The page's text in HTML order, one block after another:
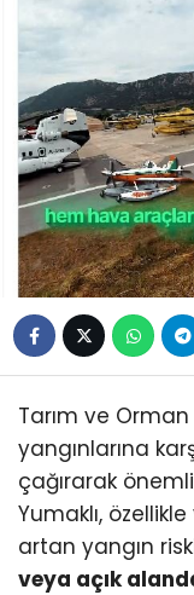
Tarım ve
yangınlarına
çağırarak
Yumaklı,
artan yangın
veya açık